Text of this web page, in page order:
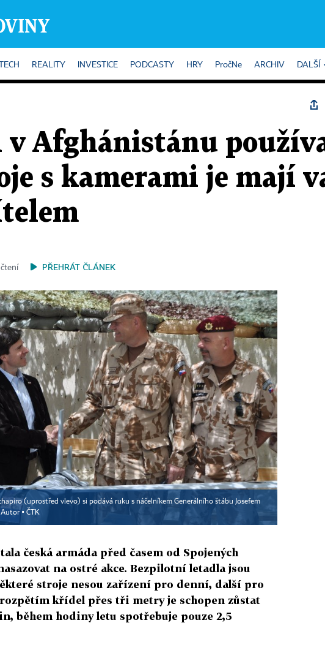
TECH REALITY INVESTICE PODCASTY HRY PročNe ARCHIV DALŠÍ
v Afghánistánu
s kamerami je mají
čtení PŘEHRÁT ČLÁNEK
(uprostřed vlevo) si podává ruku s náčelníkem Generálního štábu Josefem
Autor ▪ ČTK
česká armáda před časem od Spojených
na ostré akce. Bezpilotní letadla jsou
stroje nesou zařízení pro denní, další pro
křídel přes tři metry je schopen zůstat
během hodiny letu spotřebuje pouze 2,5